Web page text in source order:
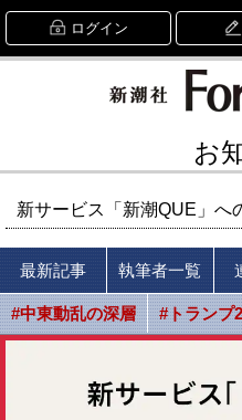
ログイン
お
新サービス「新潮QUE」へ
最新記事 執筆者一覧
#中東動乱の深層 #トランプ